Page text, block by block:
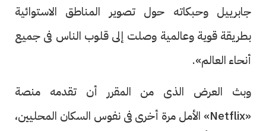
جابرييل وحبكاته حول تصوير المناطق الاستوائية
بطريقة قوية وعالمية وصلت إلى قلوب الناس فى جميع
أنحاء العالم».
وبث العرض الذى من المقرر أن تقدمه منصة
«Netflix» الأمل مرة أخرى فى نفوس السكان المحليين،